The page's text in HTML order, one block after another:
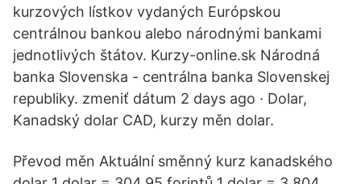
kurzových lístkov vydaných Európskou
centrálnou bankou alebo národnými bankami
jednotlivých štátov. Kurzy-online.sk Národná
banka Slovenska - centrálna banka Slovenskej
republiky. zmeniť dátum 2 days ago · Dolar,
Kanadský dolar CAD, kurzy měn dolar.
Převod měn Aktuální směnný kurz kanadského